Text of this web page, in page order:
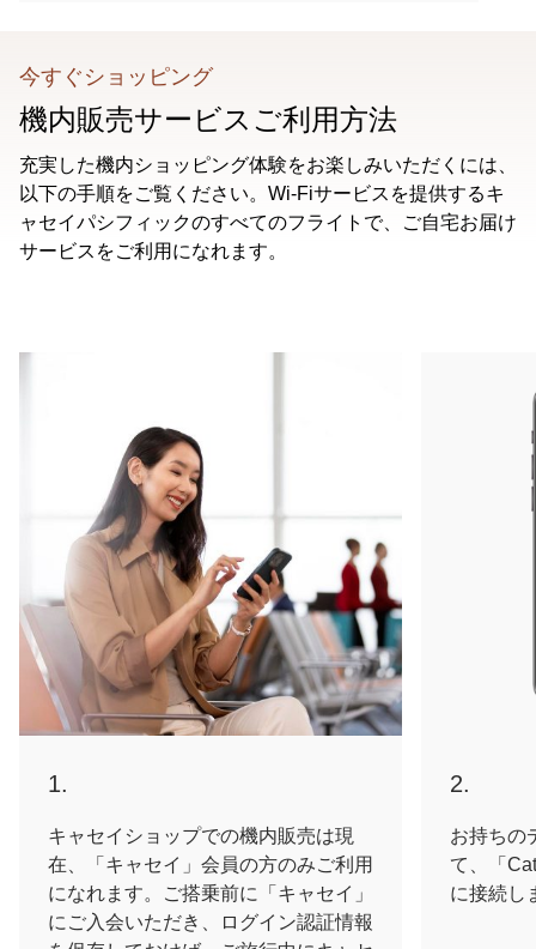
今すぐショッピング
機内販売サービスご利用方法
充実した機内ショッピング体験をお楽しみいただくには、
以下の手順をご覧ください。Wi-Fiサービスを提供するキ
ャセイパシフィックのすべてのフライトで、ご自宅お届け
サービスをご利用になれます。
1.
キャセイショップでの機内販売は現
在、「キャセイ」会員の方のみご利用
になれます。ご搭乗前に「キャセイ」
にご入会いただき、ログイン認証情報
2.
お持ちの
て、「
に接続し